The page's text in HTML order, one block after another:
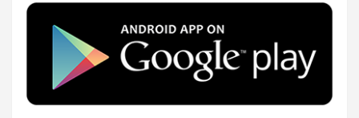
o
k
r I
n
e